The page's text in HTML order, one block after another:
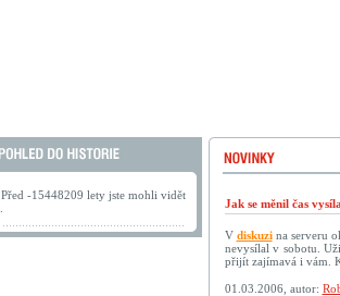
Před -15448209 lety jste mohli vidět
Jak se měnil čas
V diskuzina serveru
nevysílal v sobotu.
přijít zajímavá i vám.
01.03.2006, autor: